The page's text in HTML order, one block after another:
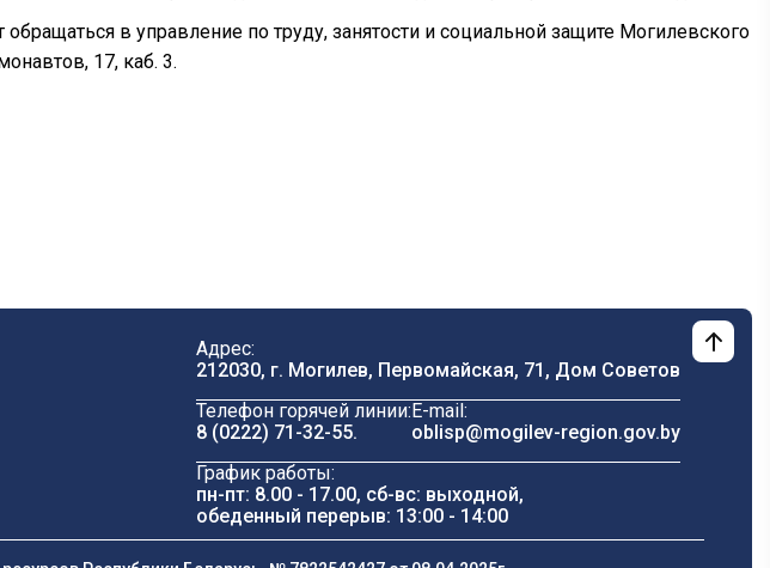
в управление по труду, занятости и социальной защите Могилевского
17, каб. 3.
Адрес:
212030, г. Могилев, Первомайская, 71, Дом Cоветов
Телефон горячей линии:
8 (0222) 71-32-55.
E-mail:
oblisp@mogilev-region.gov.by
График работы:
пн-пт: 8.00 - 17.00, сб-вс: выходной,
обеденный перерыв: 13:00 - 14:00